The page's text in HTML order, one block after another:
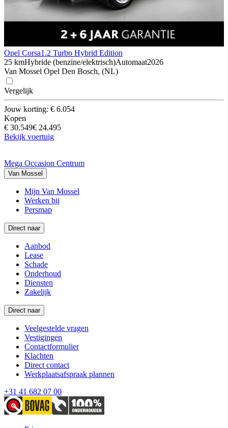
Opel Corsa1.2 Turbo Hybrid Edition
25 kmHybride (benzine/elektrisch)Automaat2026
Van Mossel Opel Den Bosch, (NL)
Vergelijk
Jouw korting: € 6.054
Kopen
€ 30.549€ 24.495
Bekijk voertuig
Mega Occasion Centrum
Van Mossel
Mijn Van Mossel
Werken bij
Persmap
Direct naar
Aanbod
Lease
Schade
Onderhoud
Diensten
Zakelijk
Direct naar
Veelgestelde vragen
Vestigingen
Contactformulier
Klachten
Direct contact
Werkplaatsafspraak plannen
+31 41 682 07 00